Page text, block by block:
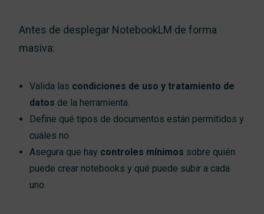
Antes de desplegar NotebookLM de forma
masiva:
Valida las condiciones de uso y tratamiento de
datos de la herramienta.
Define qué tipos de documentos están permitidos y
cuáles no.
Asegura que hay controles mínimos sobre quién
puede crear notebooks y qué puede subir a cada
uno.